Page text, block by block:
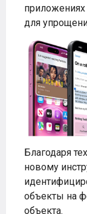
приложениях
для
Благодаря
новому
объекты на
объекта.